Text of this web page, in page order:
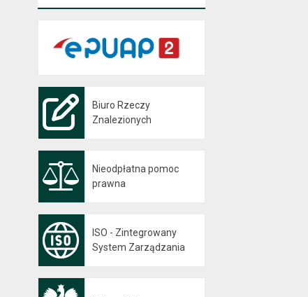
Biuro Rzeczy
Znalezionych
Nieodpłatna pomoc
prawna
ISO - Zintegrowany
System Zarządzania